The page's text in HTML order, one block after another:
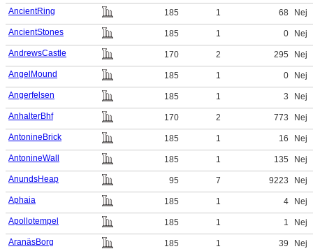
AncientRing
185 1 68
Nej
AncientStones
185 1 0
Nej
AndrewsCastle
170 2 295
Nej
AngelMound
185 1 0
Nej
Angerfelsen
185 1 3
Nej
AnhalterBhf
170 2 773
Nej
AntonineBrick
185 1 16
Nej
AntonineWall
185 1 135
Nej
AnundsHeap
95 7 9223
Nej
Aphaia
185 1 4
Nej
Apollotempel
185 1 1
Nej
AranäsBorg
185 1 39
Nej